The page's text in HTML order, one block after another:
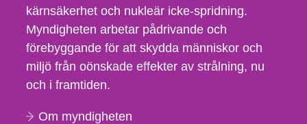
kärnsäkerhet och nukleär icke-spridning.
Myndigheten arbetar pådrivande och
förebyggande för att skydda människor och
miljö från oönskade effekter av strålning, nu
och i framtiden.
Om myndigheten